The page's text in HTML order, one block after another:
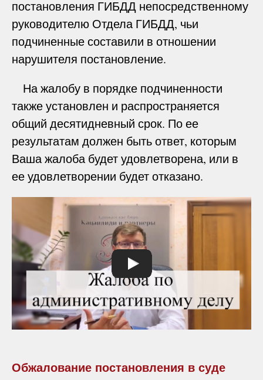
постановления ГИБДД непосредственному
руководителю Отдела ГИБДД, чьи
подчиненные составили в отношении
нарушителя постановление.
На жалобу в порядке подчиненности
также установлен и распространяется
общий десятидневный срок. По ее
результатам должен быть ответ, которым
Ваша жалоба будет удовлетворена, или в
ее удовлетворении будет отказано.
Обжалование постановления в суде